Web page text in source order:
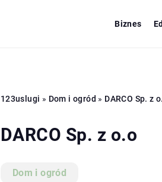
Biznes
123uslugi » Dom i ogród » DARCO Sp. z
DARCO Sp. z o.o
Dom i ogród